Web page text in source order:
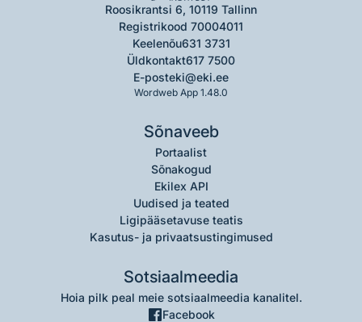
Roosikrantsi 6, 10119 Tallinn
Registrikood 70004011
Keelenõu631 3731
Üldkontakt617 7500
E-posteki@eki.ee
Wordweb App 1.48.0
Sõnaveeb
Portaalist
Sõnakogud
Ekilex API
Uudised ja teated
Ligipääsetavuse teatis
Kasutus- ja privaatsustingimused
Sotsiaalmeedia
Hoia pilk peal meie sotsiaalmeedia kanalitel.
Facebook